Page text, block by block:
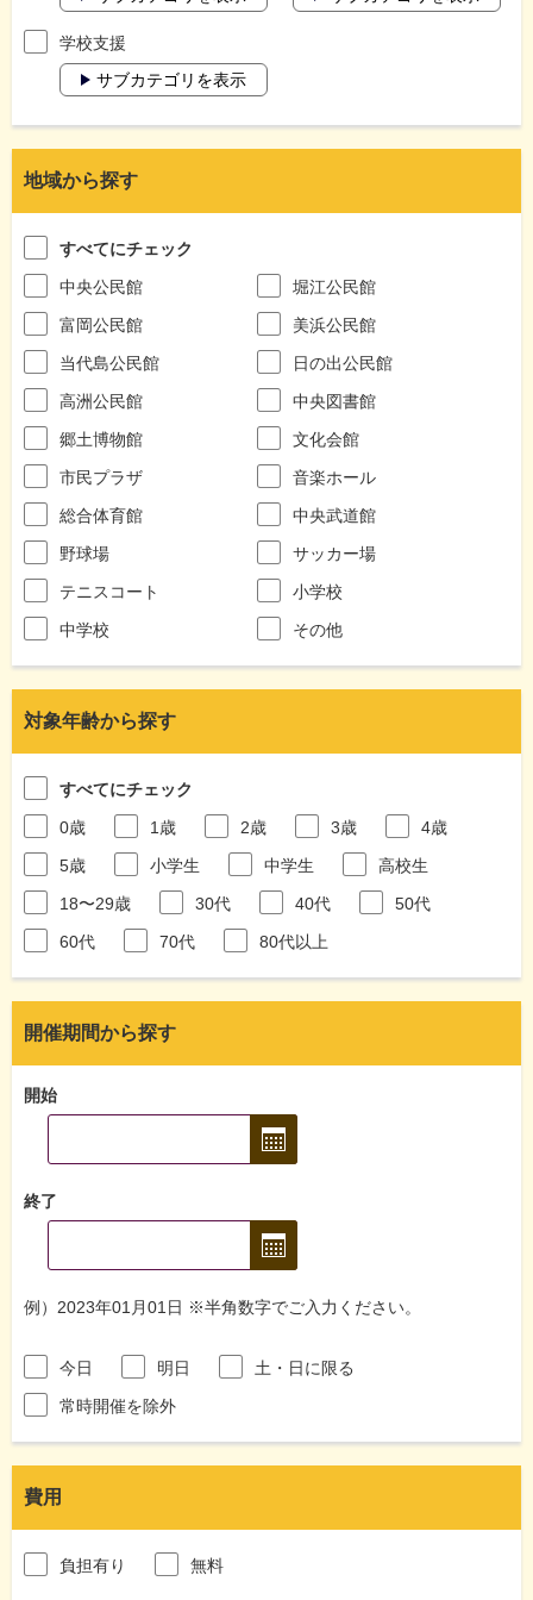
学校支援
サブカテゴリを表示
地域から探す
すべてにチェック
中央公民館
堀江公民館
富岡公民館
美浜公民館
当代島公民館
日の出公民館
高洲公民館
中央図書館
郷土博物館
文化会館
市民プラザ
音楽ホール
総合体育館
中央武道館
野球場
サッカー場
テニスコート
小学校
中学校
その他
対象年齢から探す
すべてにチェック
0歳
1歳 2歳 3歳
4歳
5歳
小学生 中学生
高校生
18〜29歳
30代 40代
50代
60代
70代 80代以上
開催期間から探す
開始
終了
例）2023年01月01日 ※半角数字でご入力ください。
今日 明日
土・日に限る
常時開催を除外
費用
負担有り 無料